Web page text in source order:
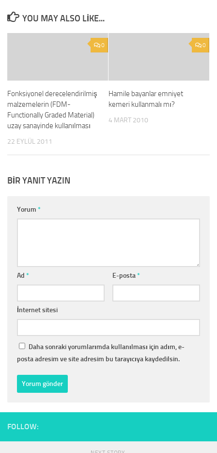
YOU MAY ALSO LIKE...
0
Fonksiyonel derecelendirilmiş
malzemelerin (FDM-
Functionally Graded Material)
uzay sanayinde kullanılması
22 EYLÜL 2011
0
Hamile bayanlar emniyet
kemeri kullanmalı mı?
4 MART 2010
BIR YANIT YAZIN
Yorum *
Ad * E-posta*
İnternet sitesi
Daha sonraki yorumlarımda kullanılması için adım, e-
posta adresim ve site adresim bu tarayıcıya kaydedilsin.
FOLLOW: